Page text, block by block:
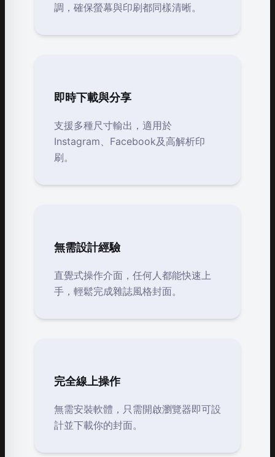
調，確保螢幕與印刷都同樣清晰。
即時下載與分享
支援多種尺寸輸出，適用於
Instagram、Facebook及高解析印
刷。
無需設計經驗
直覺式操作介面，任何人都能快速上
手，輕鬆完成雜誌風格封面。
完全線上操作
無需安裝軟體，只需開啟瀏覽器即可設
計並下載你的封面。